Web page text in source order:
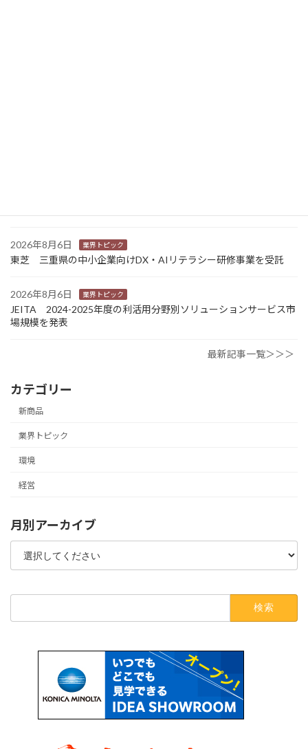
2026年8月6日 業界トピック
東芝 三重県の中小企業向けDX・AIリテラシー研修事業を受託
2026年8月6日 業界トピック
JEITA 2024-2025年度の利活用分野別ソリューションサービス市
場規模を発表
最新記事一覧＞＞＞
カテゴリー
新商品
業界トピック
環境
経営
月別アーカイブ